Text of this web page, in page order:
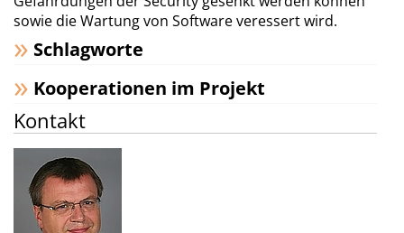
sowie die Wartung von Software veressert wird.
Schlagworte
Kooperationen im Projekt
Kontakt